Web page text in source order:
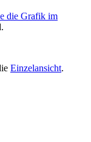
die Grafik im
Einzelansicht.